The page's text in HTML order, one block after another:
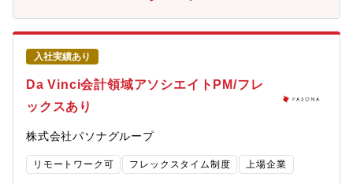
き方変革を提言 - AIエージェントのオーケストレーションを設
流することで将来課題の見極め - 自動車部品業界におけるAI活用
ロードマップの検討 - 異業種との交流により、社内のイノベーシ
ョン促進
境の実現（特に近年は生成AIサービス活用、及びガバナンスの整
備推進が課題）に向けての増員募集となります。【業務の魅
力】・会社の情報システムに関する業務全般に関わることができ
幅広い経験を積むことができます。・コンサルタントの様々な相
談、サポートに関わることで、情報システム部門の知見にとどま
らず、経営企画、人事、総務等の他部門との連携からコーポレー
トスタッフとしての高い知見・視野を獲得することができま
す。・AIガバナンスの仕組みづくりやチューニング、社内外への
次第で企画段階から関わることができます。【担当業務】同社の
情報システム部門では、社内IT業務全般に携わっていただきま
す。その中でも、これまでのご経験やスキルを考慮し、ITシステ
入社実績あり
Da Vinci会計領域アソシエイトPM/フレ
ックスあり
株式会社パソナグループ
リモートワーク可 フレックスタイム制度 上場企業